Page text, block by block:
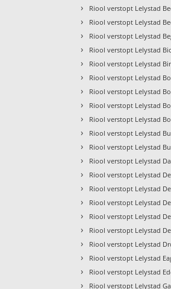
› Riool verstopt Lelystad
› Riool verstopt Lelystad
› Riool verstopt Lelystad
› Riool verstopt Lelystad
› Riool verstopt Lelystad
› Riool verstopt Lelystad
› Riool verstopt Lelystad
› Riool verstopt Lelystad
› Riool verstopt Lelystad
› Riool verstopt Lelystad
› Riool verstopt Lelystad
› Riool verstopt Lelystad
› Riool verstopt Lelystad
› Riool verstopt Lelystad
› Riool verstopt Lelystad
› Riool verstopt Lelystad
› Riool verstopt Lelystad
› Riool verstopt Lelystad
› Riool verstopt Lelystad
› Riool verstopt Lelystad
› Riool verstopt Lelystad